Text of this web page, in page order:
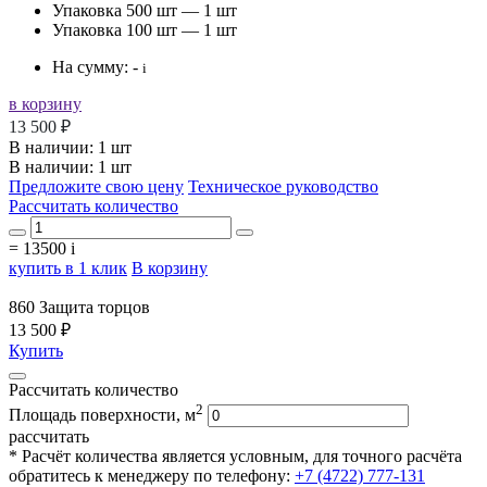
Упаковка 500 шт — 1 шт
Упаковка 100 шт — 1 шт
На сумму: - i
в корзину
13 500 ₽
В наличии: 1 шт
В наличии: 1 шт
Предложите свою цену Техническое руководство
Рассчитать количество
= 13500 i
купить в 1 клик В корзину
860 Защита торцов
13 500 ₽
Купить
Рассчитать количество
Площадь поверхности, м2
рассчитать
* Расчёт количества является условным, для точного расчёта
обратитесь к менеджеру по телефону: +7 (4722) 777-131